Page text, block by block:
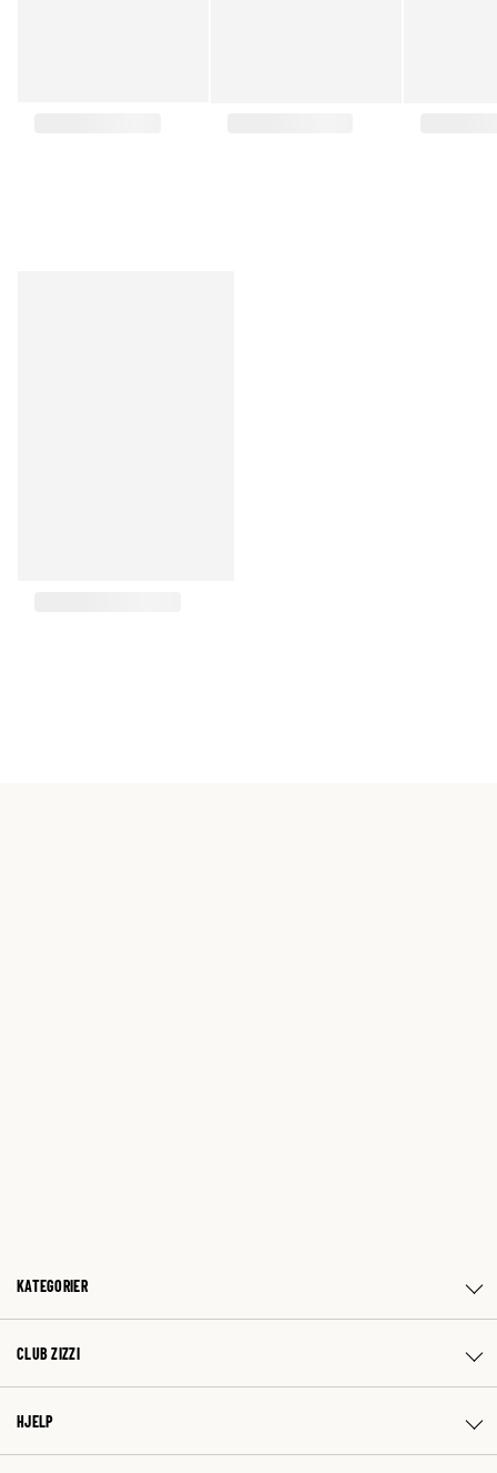
KATEGORIER
CLUB ZIZZI
HJELP